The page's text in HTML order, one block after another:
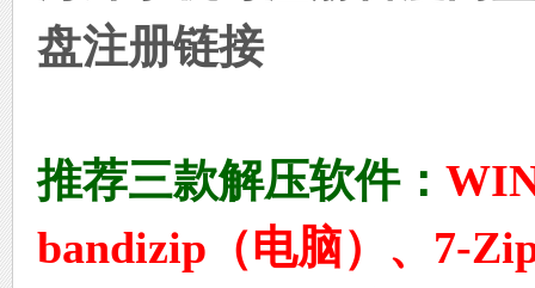
盘注册链接
推荐三款解压软件：
bandizip（电脑） 、 7-